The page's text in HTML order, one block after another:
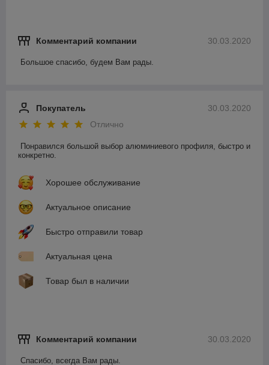
30.03.2020
Комментарий компании
Большое спасибо, будем Вам рады.
30.03.2020
Покупатель
Отлично
Понравился большой выбор алюминиевого профиля, быстро и
конкретно.
Хорошее обслуживание
Актуальное описание
Быстро отправили товар
Актуальная цена
Товар был в наличии
30.03.2020
Комментарий компании
Спасибо, всегда Вам рады.